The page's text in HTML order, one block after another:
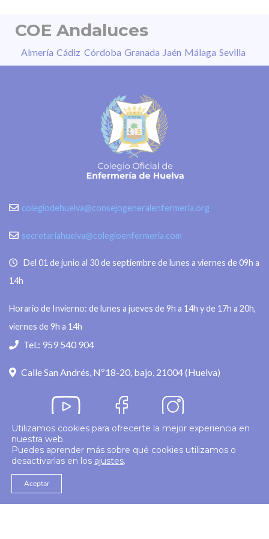
COE Andaluces
Almería Cádiz Córdoba Granada Jaén Málaga Sevilla
colegiodehuelva@consejogeneralenfermeria.org
secretariahuelva@colegioenfermeria.com
Del 01 de junio al 30 de septiembre de lunes a viernes de 09h a
14h
Horario de Invierno: de lunes a jueves de 9h a 14h y de 17h a 20h,
viernes de 9h a 14h
Tel.: 959 540 904
Calle San Andrés, Nº18-20, bajo, 21004 (Huelva)
© 2026 Colegio Enfermería Huelva
Utilizamos cookies para ofrecerte la mejor experiencia en
nuestra web.
Puedes aprender más sobre qué cookies utilizamos o
desactivarlas en los ajustes.
Aceptar